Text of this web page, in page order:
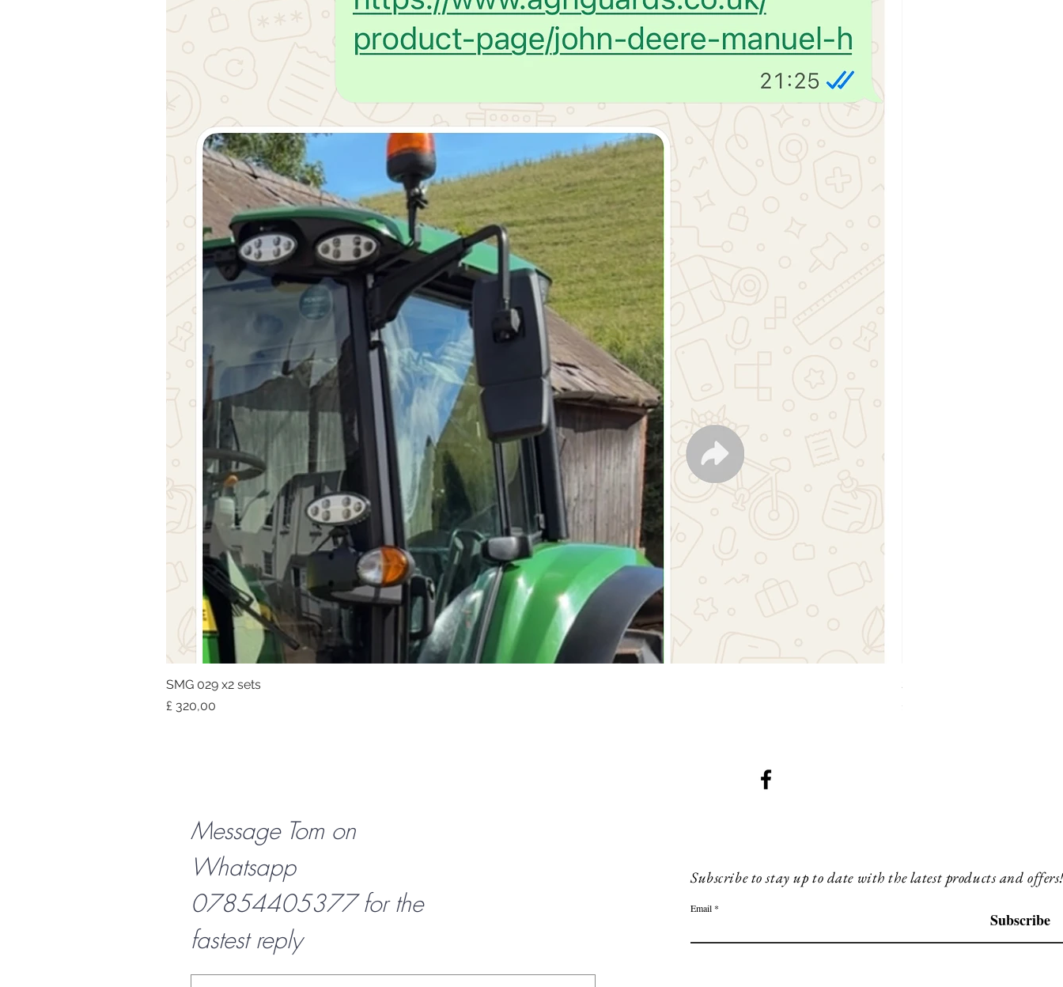
SMG 029 x2 sets
Prijs
£ 320,00
SMG 031 x3 green lights
Prijs
£ 230,00
Message Tom on
Whatsapp
07854405377 for the
fastest reply
Subscribe to stay up to date with the latest products and
Email
Subscribe